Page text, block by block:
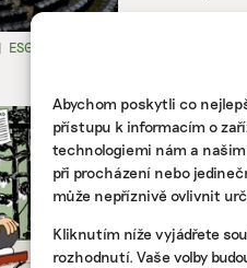
Abychom poskytli co
přístupu k informacím o
technologiemi nám a
při procházení nebo
může nepříznivě ovlivnit
Kliknutím níže vyjádřete
rozhodnutí. Vaše volby
| ESG